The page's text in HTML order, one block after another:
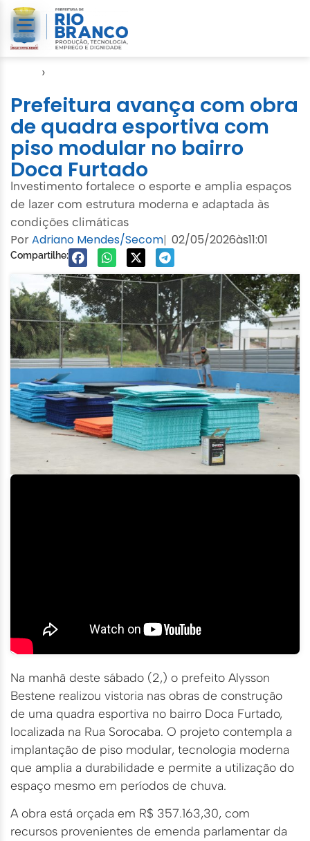
›
Prefeitura avança com obra
de quadra esportiva com
piso modular no bairro
Doca Furtado
Investimento fortalece o esporte e amplia espaços
de lazer com estrutura moderna e adaptada às
condições climáticas
PorAdriano Mendes/Secom| 02/05/2026às11:01
Compartilhe:
Na manhã deste sábado (2,) o prefeito Alysson
Bestene realizou vistoria nas obras de construção
de uma quadra esportiva no bairro Doca Furtado,
localizada na Rua Sorocaba. O projeto contempla a
implantação de piso modular, tecnologia moderna
que amplia a durabilidade e permite a utilização do
espaço mesmo em períodos de chuva.
A obra está orçada em R$ 357.163,30, com
recursos provenientes de emenda parlamentar da